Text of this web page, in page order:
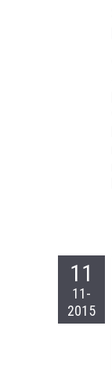
11
11-
2015